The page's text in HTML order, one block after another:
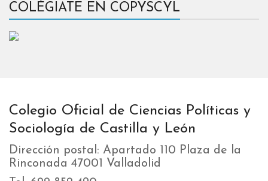
COLÉGIATE EN COPYSCYL
Colegio Oficial de Ciencias Políticas y
Sociología de Castilla y León
Dirección postal: Apartado 110 Plaza de la
Rinconada 47001 Valladolid